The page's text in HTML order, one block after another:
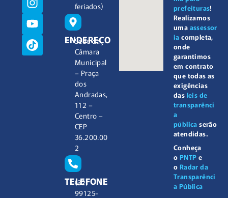
feriados)
ENDEREÇO
Sede da
Câmara
Municipal
– Praça
dos
Andradas,
112 –
Centro –
CEP
36.200.00
2
TELEFONE
(32)
99125-
prefeituras!
Realizamos
uma assessor
ia completa,
onde
garantimos
em contrato
que todas as
exigências
das leis de
transparênci
a
pública serão
atendidas.
Conheça
o PNTP e
o Radar da
Transparênci
a Pública